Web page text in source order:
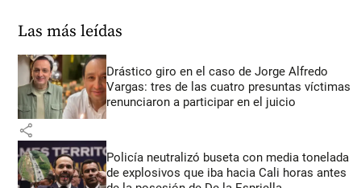
Las más leídas
Drástico giro en el caso de Jorge Alfredo
Vargas: tres de las cuatro presuntas víctimas
renunciaron a participar en el juicio
share
Policía neutralizó buseta con media tonelada
de explosivos que iba hacia Cali horas antes